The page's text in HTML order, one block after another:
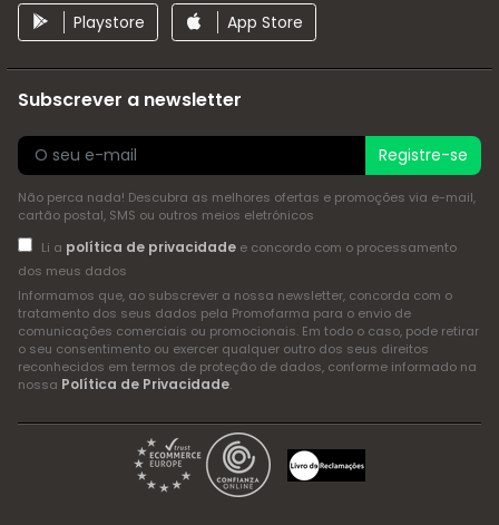
Playstore App Store
Subscrever a newsletter
Registre-se
Não perca nada! Descubra as melhores ofertas e promoções via e-mail,
cartão postal, SMS ou outros meios eletrónicos
Li a política de privacidadee concordo com o processamento
dos meus dados
Informamos que, ao subscrever a nossa newsletter, concorda com o
tratamento dos seus dados pela Promofarma para o envio de
comunicações comerciais ou promocionais. Em todo o caso, pode retirar
o seu consentimento ou exercer qualquer outro dos seus direitos
reconhecidos em termos de proteção de dados, conforme informado na
nossa Política de Privacidade.